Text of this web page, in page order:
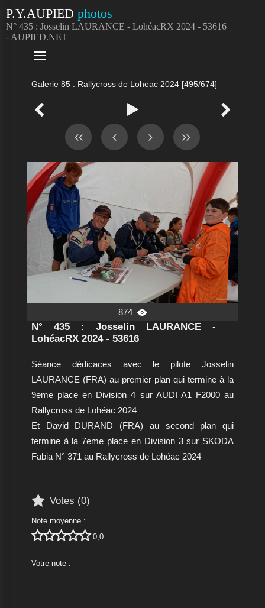
P.Y.AUPIED photos
N° 435 : Josselin LAURANCE - LohéacRX 2024 - 53616
- AUPIED.NET

Galerie 85 : Rallycross de Loheac 2024 [495/674]
  
874 
N° 435 : Josselin LAURANCE -
LohéacRX 2024 - 53616
Séance dédicaces avec le pilote Josselin
LAURANCE (FRA) au premier plan qui termine à la
9eme place en Division 4 sur AUDI A1 F2000 au
Rallycross de Lohéac 2024
Et David DURAND (FRA) au second plan qui
termine à la 7eme place en Division 3 sur SKODA
Fabia N° 371 au Rallycross de Lohéac 2024
 Votes (0)
Note moyenne :
 0,0
Votre note :